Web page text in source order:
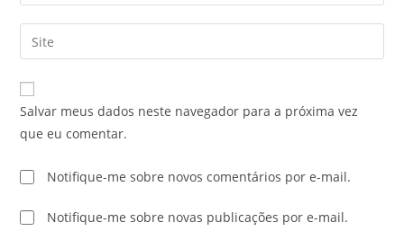
Salvar meus dados neste navegador para a próxima vez
que eu comentar.
Notifique-me sobre novos comentários por e-mail.
Notifique-me sobre novas publicações por e-mail.